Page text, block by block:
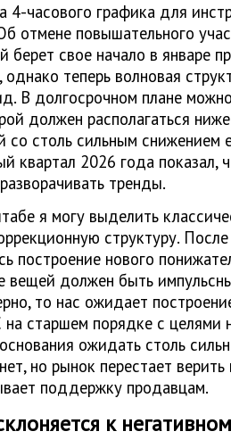
4-часового графика для
отмене повышательного
берет свое начало в январе
теперь волновая
В долгосрочном плане
должен располагаться
со столь сильным снижением
квартал 2026 года показал,
тренды.
я могу выделить
структуру.
построение нового
вещей должен быть
то нас ожидает
на старшем порядке с
ожидать столь
но рынок перестает
поддержку продавцам.
к